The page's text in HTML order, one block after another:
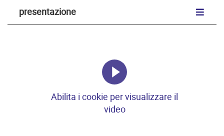
presentazione
Abilita i cookie per visualizzare il
video